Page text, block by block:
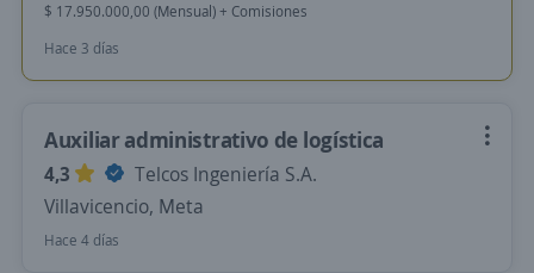
$ 17.950.000,00 (Mensual) + Comisiones
Hace 3 días
Auxiliar administrativo de logística
4,3
Telcos Ingeniería S.A.
Villavicencio, Meta
Hace 4 días